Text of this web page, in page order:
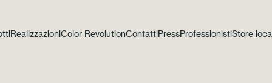
RealizzazioniColor RevolutionContattiPressProfessionistiStore